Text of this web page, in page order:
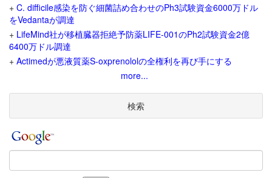
+ C. difficile感染を防ぐ細菌詰め合わせのPh3試験資金6000万ドル
をVedantaが調達
+ LifeMind社が移植臓器拒絶予防薬LIFE-001のPh2試験資金2億
6400万ドル調達
+ Actimedが悪液質薬S-oxprenololの全権利を再び手にする
more...
検索